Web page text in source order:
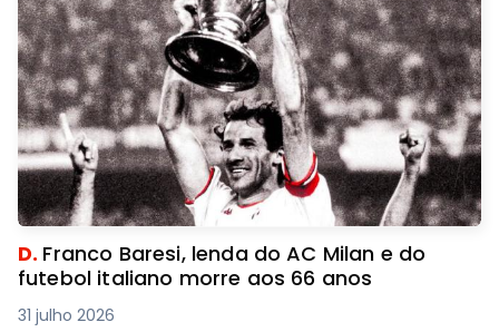
D. Franco Baresi, lenda do AC Milan e do
futebol italiano morre aos 66 anos
31 julho 2026